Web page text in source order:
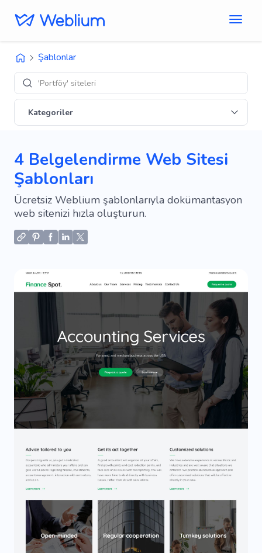
Şablonlar
'Portföy' siteleri
Kategoriler
4 Belgelendirme Web Sitesi
Şablonları
Ücretsiz Weblium şablonlarıyla dokümantasyon
web sitenizi hızla oluşturun.